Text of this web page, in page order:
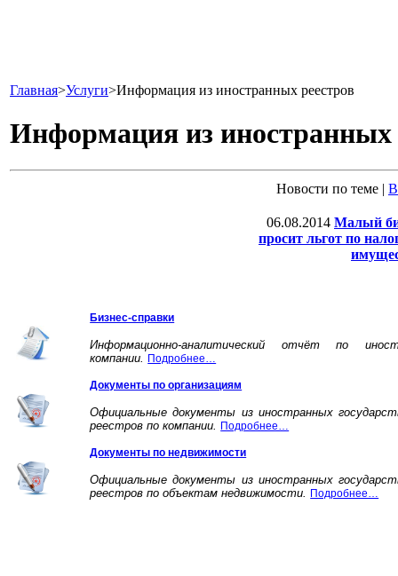
Главная>Услуги>Информация из иностранных реестров
Информация из иностранных
Новости по теме |
06.08.2014 Малый
просит льгот по
Бизнес-справки
Информационно-аналитический отчёт по
компании. Подробнее…
Документы по организациям
Официальные документы из иностранных
реестров по компании. Подробнее…
Документы по недвижимости
Официальные документы из иностранных
реестров по объектам недвижимости. Подробнее…